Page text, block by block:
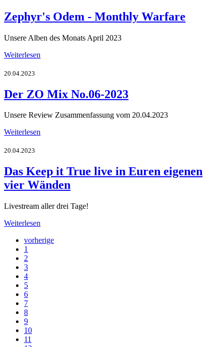
Zephyr's Odem - Monthly Warfare
Unsere Alben des Monats April 2023
Weiterlesen
20.04.2023
Der ZO Mix No.06-2023
Unsere Review Zusammenfassung vom 20.04.2023
Weiterlesen
20.04.2023
Das Keep it True live in Euren eigenen
vier Wänden
Livestream aller drei Tage!
Weiterlesen
vorherige
1
2
3
4
5
6
7
8
9
10
11